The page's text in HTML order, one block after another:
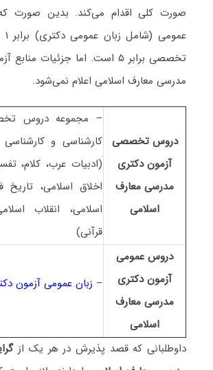
صورت کلی اقدام می‌کند. بدین صورت
تخصصی برابر ۵ است. اما جزئیات
ﻣﺪرسی ﻣﻌﺎرف اﺳﻼمی اعلام نمی‌شود.
دروس تخصصی
آزمون دکتری
ﻣﺪرسی ﻣﻌﺎرف
اﺳﻼمی
– مجموعه دروس
(ادبیات عرب، کلام،
اخلاق اسلامی،
اسلامی، انقلاب
قرآنی)
دروس عمومی
آزمون دکتری
ﻣﺪرسی ﻣﻌﺎرف
اﺳﻼمی
– زبان عمومی آزمون
داوطلبانی که قصد پذیرش در هر یک از